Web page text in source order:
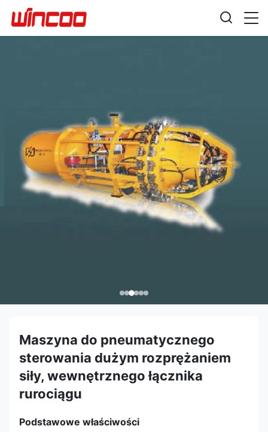
Maszyna do pneumatycznego
sterowania dużym rozprężaniem
siły, wewnętrznego łącznika
rurociągu
Podstawowe właściwości